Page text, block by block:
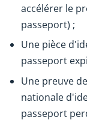
accélérer le
passeport) ;
Une pièce
passeport
Une preuve
nationale
passeport